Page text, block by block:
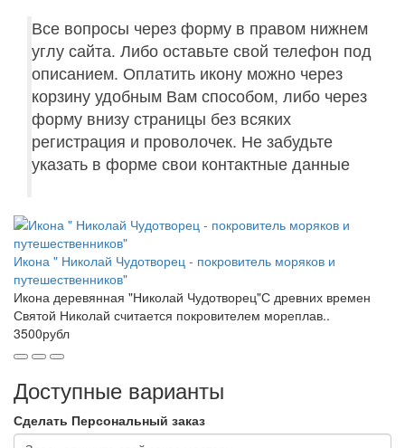
Все вопросы через форму в правом нижнем
углу сайта. Либо оставьте свой телефон под
описанием. Оплатить икону можно через
корзину удобным Вам способом, либо через
форму внизу страницы без всяких
регистрация и проволочек. Не забудьте
указать в форме свои контактные данные
Икона " Николай Чудотворец - покровитель моряков и
путешественников"
Икона деревянная "Николай Чудотворец"С древних времен
Святой Николай считается покровителем мореплав..
3500рубл
Доступные варианты
Сделать Персональный заказ